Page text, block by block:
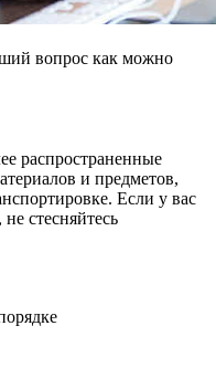
вопрос как можно
распространенные
и предметов,
Если у вас
стесняйтесь